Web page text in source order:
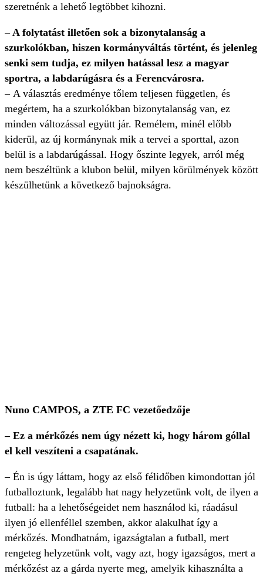
szeretnénk a lehető legtöbbet kihozni.
– A folytatást illetően sok a bizonytalanság a
szurkolókban, hiszen kormányváltás történt, és jelenleg
senki sem tudja, ez milyen hatással lesz a magyar
sportra, a labdarúgásra és a Ferencvárosra.
– A választás eredménye tőlem teljesen független, és
megértem, ha a szurkolókban bizonytalanság van, ez
minden változással együtt jár. Remélem, minél előbb
kiderül, az új kormánynak mik a tervei a sporttal, azon
belül is a labdarúgással. Hogy őszinte legyek, arról még
nem beszéltünk a klubon belül, milyen körülmények között
készülhetünk a következő bajnokságra.
Nuno CAMPOS, a ZTE FC vezetőedzője
– Ez a mérkőzés nem úgy nézett ki, hogy három góllal
el kell veszíteni a csapatának.
– Én is úgy láttam, hogy az első félidőben kimondottan jól
futballoztunk, legalább hat nagy helyzetünk volt, de ilyen a
futball: ha a lehetőségeidet nem használod ki, ráadásul
ilyen jó ellenféllel szemben, akkor alakulhat így a
mérkőzés. Mondhatnám, igazságtalan a futball, mert
rengeteg helyzetünk volt, vagy azt, hogy igazságos, mert a
mérkőzést az a gárda nyerte meg, amelyik kihasználta a